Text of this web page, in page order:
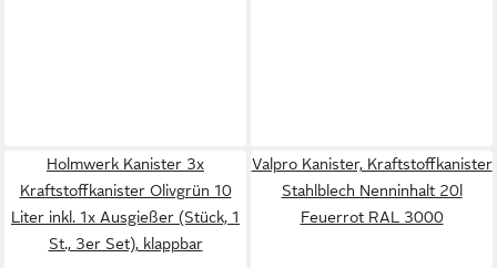
Holmwerk Kanister 3x
Kraftstoffkanister Olivgrün 10
Liter inkl. 1x Ausgießer (Stück, 1
St., 3er Set), klappbar
Valpro Kanister, Kraftstoffkanister
Stahlblech Nenninhalt 20l
Feuerrot RAL 3000